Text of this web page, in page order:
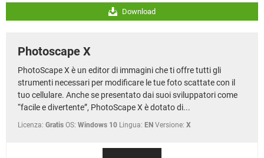
Download
Photoscape X
PhotoScape X è un editor di immagini che ti offre tutti gli
strumenti necessari per modificare le tue foto scattate con il
tuo cellulare. Anche se presentato dai suoi sviluppatori come
“facile e divertente”, PhotoScape X è dotato di...
Licenza: Gratis OS: Windows 10 Lingua: EN Versione: X